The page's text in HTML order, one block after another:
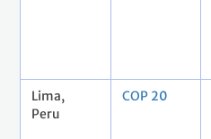
Lima,
Peru
COP 20